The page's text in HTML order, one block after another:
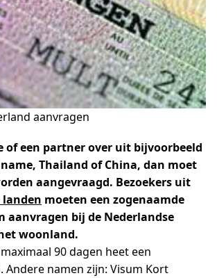
aanvragen
of een partner over uit bijvoorbeeld
Thailand of China, dan moet
aangevraagd. Bezoekers uit
moeten een zogenaamde
aanvragen bij de Nederlandse
woonland.
90 dagen heet een
Andere namen zijn: Visum Kort